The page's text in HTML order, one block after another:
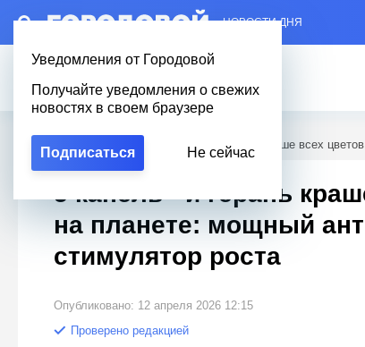
– НОВОСТИ ДНЯ
Уведомления от Городовой
Получайте уведомления о свежих
новостях в своем браузере
Подписаться Не сейчас
Городовой 5 капель - и герань краше всех
5 капель - и герань
на планете: мощный
стимулятор роста
Опубликовано: 12 апреля 2026 12:15
Проверено редакцией